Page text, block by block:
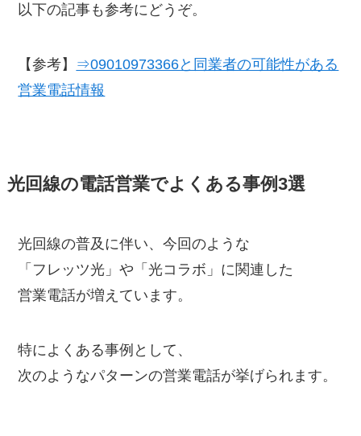
以下の記事も参考にどうぞ。
【参考】 ⇒09010973366と同業者の可能性がある
営業電話情報
光回線の電話営業でよくある事例3選
光回線の普及に伴い、今回のような
「フレッツ光」や「光コラボ」に関連した
営業電話が増えています。
特によくある事例として、
次のようなパターンの営業電話が挙げられます。